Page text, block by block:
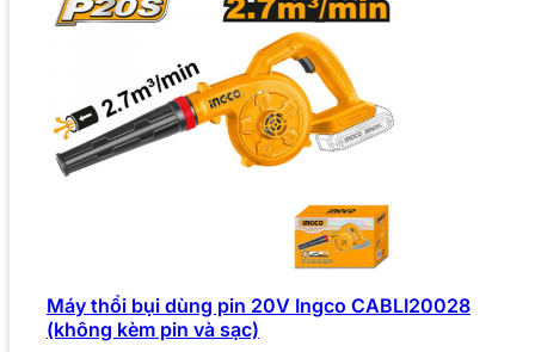
Máy thổi bụi dùng pin 20V Ingco CABLI20028
(không kèm pin và sạc)